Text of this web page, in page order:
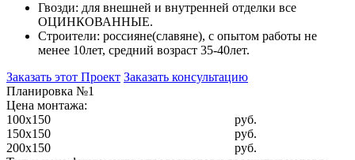
Гвозди: для внешней и внутренней отделки все
ОЦИНКОВАННЫЕ.
Строители: россияне(славяне), с опытом работы не
менее 10лет, средний возраст 35-40лет.
Заказать этот Проект Заказать консультацию
Планировка №1
Цена монтажа:
100x150
руб.
150x150
руб.
200x150
руб.